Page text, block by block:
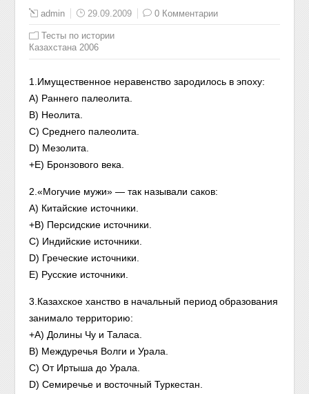
admin 29.09.2009 0 Комментарии
Тесты по истории
Казахстана 2006
1.Имущественное неравенство зародилось в эпоху:
A) Раннего палеолита.
B) Неолита.
C) Среднего палеолита.
D) Мезолита.
+E) Бронзового века.
2.«Могучие мужи» — так называли саков:
A) Китайские источники.
+B) Персидские источники.
C) Индийские источники.
D) Греческие источники.
E) Русские источники.
3.Казахское ханство в начальный период образования
занимало территорию:
+A) Долины Чу и Таласа.
B) Междуречья Волги и Урала.
C) От Иртыша до Урала.
D) Семиречье и восточный Туркестан.